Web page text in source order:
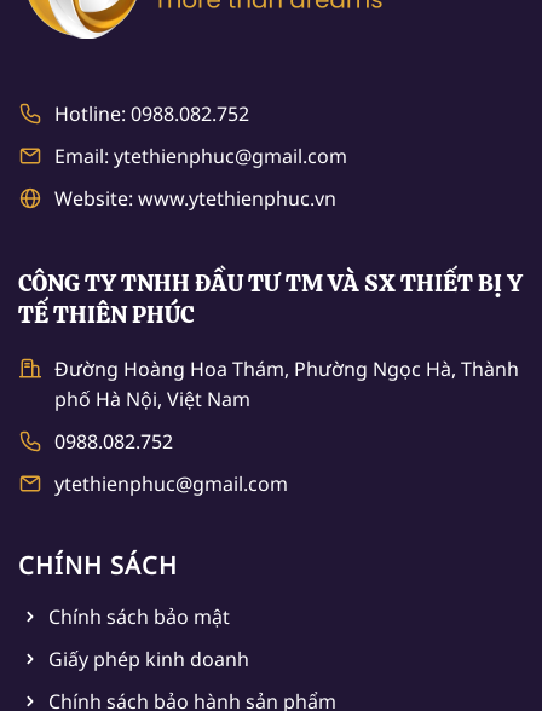
Hotline: 0988.082.752
Email: ytethienphuc@gmail.com
Website: www.ytethienphuc.vn
CÔNG TY TNHH ĐẦU TƯ TM VÀ SX THIẾT BỊ Y
TẾ THIÊN PHÚC
Đường Hoàng Hoa Thám, Phường Ngọc Hà, Thành
phố Hà Nội, Việt Nam
0988.082.752
ytethienphuc@gmail.com
CHÍNH SÁCH
Chính sách bảo mật
Giấy phép kinh doanh
Chính sách bảo hành sản phẩm